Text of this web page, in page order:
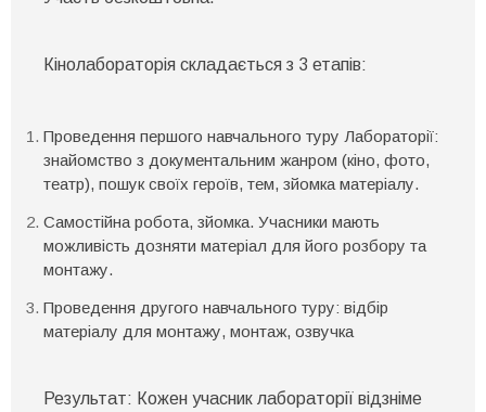
Кінолабораторія складається з 3 етапів:
Проведення першого навчального туру Лабораторії:
знайомство з документальним жанром (кіно, фото,
театр), пошук своїх героїв, тем, зйомка матеріалу.
Самостійна робота, зйомка. Учасники мають
можливість дозняти матеріал для його розбору та
монтажу.
Проведення другого навчального туру: відбір
матеріалу для монтажу, монтаж, озвучка
Результат: Кожен учасник лабораторії відзніме